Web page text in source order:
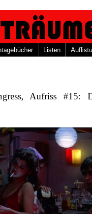
Listen
Aufriss #15: